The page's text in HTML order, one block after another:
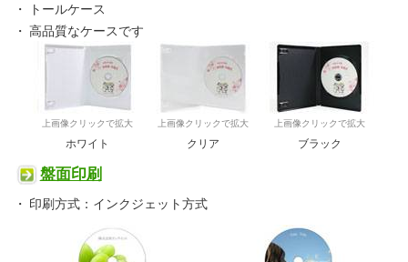
トールケース
高品質なケースです
上画像クリックで拡大
ホワイト
上画像クリックで拡大
クリア
上画像クリックで拡大
ブラック
盤面印刷
印刷方式：インクジェット方式